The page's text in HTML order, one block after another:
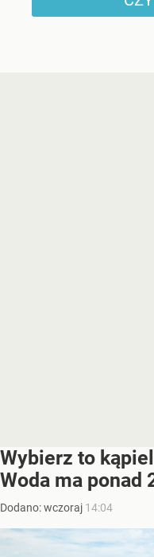
Wybierz to
Woda ma ponad
Dodano:wczoraj 14:04